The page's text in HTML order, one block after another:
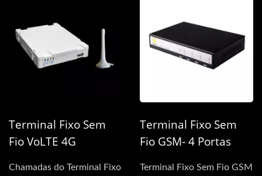
Terminal Fixo Sem
Fio VoLTE 4G
Chamadas do Terminal Fixo
Terminal Fixo Sem
Fio GSM- 4 Portas
Terminal Fixo Sem Fio GSM